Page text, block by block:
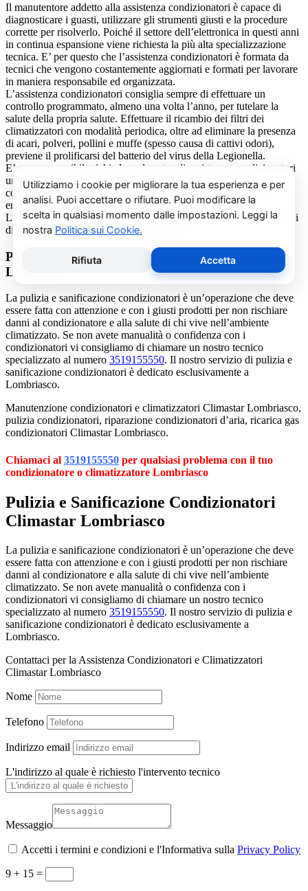
Il manutentore addetto alla assistenza condizionatori è capace di
diagnosticare i guasti, utilizzare gli strumenti giusti e la procedure
corrette per risolverlo. Poiché il settore dell’elettronica in questi anni
in continua espansione viene richiesta la più alta specializzazione
tecnica. E’ per questo che l’assistenza condizionatori è formata da
tecnici che vengono costantemente aggiornati e formati per lavorare
in maniera responsabile ed organizzata.
L’assistenza condizionatori consiglia sempre di effettuare un
controllo programmato, almeno una volta l’anno, per tutelare la
salute della propria salute. Effettuare il ricambio dei filtri dei
climatizzatori con modalità periodica, oltre ad eliminare la presenza
di acari, polveri, pollini e muffe (spesso causa di cattivi odori),
previene il prolificarsi del batterio del virus della Legionella.
E’ sempre possibile richiedere al centro di assistenza condizionatori
una consulenza gratuita per un montaggio di un nuovo
condizionatore o sulle ultime normative in materia di risparmio
energetico.
La salute e il benessere sono quindi essere gli obiettivi fondamentali
di un addetto alla assistenza condizionatori.
Pulizia e Sanificazione Condizionatori Climastar
Lombriasco
La pulizia e sanificazione condizionatori è un’operazione che deve
essere fatta con attenzione e con i giusti prodotti per non rischiare
danni al condizionatore e alla salute di chi vive nell’ambiente
climatizzato. Se non avete manualità o confidenza con i
condizionatori vi consigliamo di chiamare un nostro tecnico
specializzato al numero 3519155550. Il nostro servizio di pulizia e
sanificazione condizionatori è dedicato esclusivamente a
Lombriasco.
Manutenzione condizionatori e climatizzatori Climastar Lombriasco,
pulizia condizionatori, riparazione condizionatori d’aria, ricarica gas
condizionatori Climastar Lombriasco.
Chiamaci al 3519155550 per qualsiasi problema con il tuo
condizionatore o climatizzatore Lombriasco
Pulizia e Sanificazione Condizionatori
Climastar Lombriasco
La pulizia e sanificazione condizionatori è un’operazione che deve
essere fatta con attenzione e con i giusti prodotti per non rischiare
danni al condizionatore e alla salute di chi vive nell’ambiente
climatizzato. Se non avete manualità o confidenza con i
condizionatori vi consigliamo di chiamare un nostro tecnico
specializzato al numero 3519155550. Il nostro servizio di pulizia e
sanificazione condizionatori è dedicato esclusivamente a
Lombriasco.
Contattaci per la Assistenza Condizionatori e Climatizzatori
Climastar Lombriasco
Nome
Telefono
Indirizzo email
L'indirizzo al quale è richiesto l'intervento tecnico
Messaggio
Accetti i termini e condizioni e l'Informativa sulla Privacy Policy
9 + 15 =